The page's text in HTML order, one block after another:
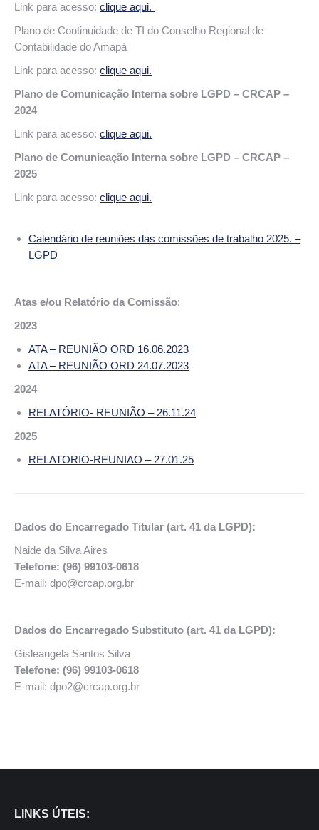
Link para acesso: clique aqui.
Plano de Continuidade de TI do Conselho Regional de
Contabilidade do Amapá
Link para acesso: clique aqui.
Plano de Comunicação Interna sobre LGPD – CRCAP –
2024
Link para acesso: clique aqui.
Plano de Comunicação Interna sobre LGPD – CRCAP –
2025
Link para acesso: clique aqui.
Calendário de reuniões das comissões de trabalho 2025. –
LGPD
Atas e/ou Relatório da Comissão:
2023
ATA – REUNIÃO ORD 16.06.2023
ATA – REUNIÃO ORD 24.07.2023
2024
RELATÓRIO- REUNIÃO – 26.11.24
2025
RELATORIO-REUNIAO – 27.01.25
Dados do Encarregado Titular (art. 41 da LGPD):
Naide da Silva Aires
Telefone: (96) 99103-0618
E-mail: dpo@crcap.org.br
Dados do Encarregado Substituto (art. 41 da LGPD):
Gisleangela Santos Silva
Telefone: (96) 99103-0618
E-mail: dpo2@crcap.org.br
LINKS ÚTEIS: